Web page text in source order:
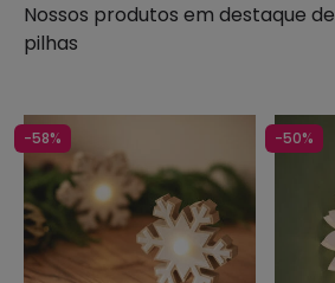
Nossos produtos em destaque de
pilhas
-58% -50%